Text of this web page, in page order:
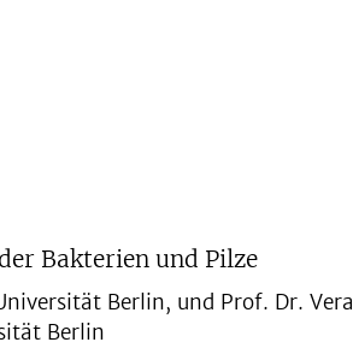
Bakterien und Pilze
Berlin, und Prof. Dr. Vera
Berlin